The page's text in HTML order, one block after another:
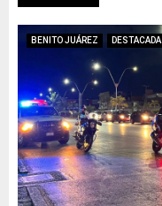
BENITO JUÁREZ DESTACADA